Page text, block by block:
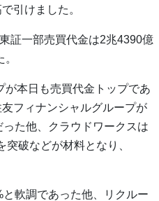
引けました。
証一部売買代金は2兆4390億
が本日も売買代金トップであ
フィナンシャルグループが
た他、クラウドワークスは
破などが材料となり、
軟調であった他、リクルー